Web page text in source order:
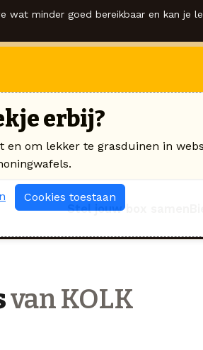
wat minder goed bereikbaar en kan je
Stel jouw box samen
van KOLK
erbij?
om lekker te grasduinen in
Cookies toestaan